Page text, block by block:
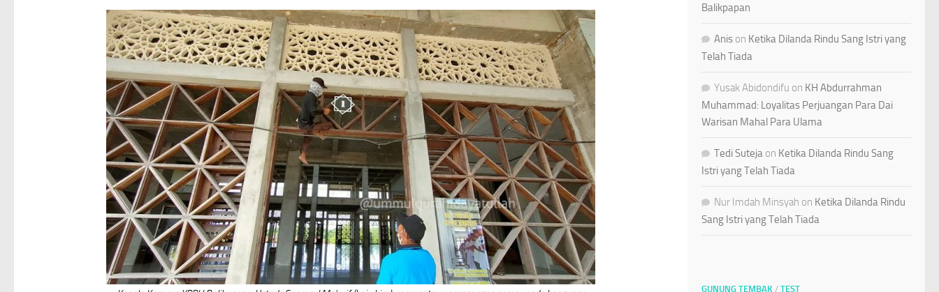
Balikpapan
Anis on Ketika Dilanda Rindu Sang Istri yang
Telah Tiada
Yusak Abidondifu on KH Abdurrahman
Muhammad: Loyalitas Perjuangan Para Dai
Warisan Mahal Para Ulama
Tedi Suteja on Ketika Dilanda Rindu Sang
Istri yang Telah Tiada
Nur Imdah Minsyah on Ketika Dilanda Rindu
Sang Istri yang Telah Tiada
GUNUNG TEMBAK / TEST